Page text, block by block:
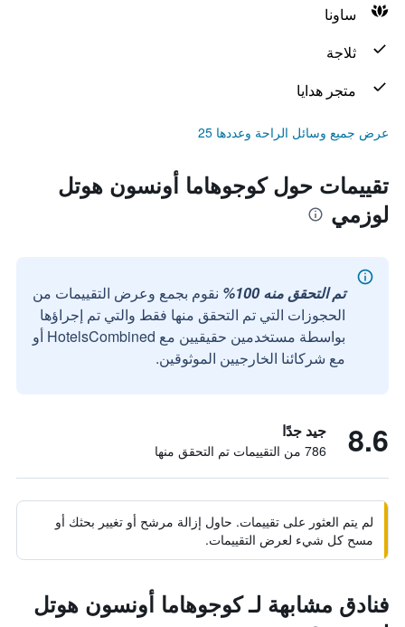
ساونا
ثلاجة
متجر هدايا
عرض جميع وسائل الراحة وعددها 25
تقييمات حول كوجوهاما أونسون هوتل
لوزمي
تم التحقق منه 100%
نقوم بجمع وعرض التقييمات من
الحجوزات التي تم التحقق منها فقط والتي تم إجراؤها
بواسطة مستخدمين حقيقيين مع HotelsCombined أو
مع شركائنا الخارجيين الموثوقين.
8.6 جيد جدًا
786 من التقييمات تم التحقق منها
لم يتم العثور على تقييمات. حاول إزالة مرشح أو تغيير بحثك أو
مسح كل شيء لعرض التقييمات.
فنادق مشابهة لـ كوجوهاما أونسون هوتل